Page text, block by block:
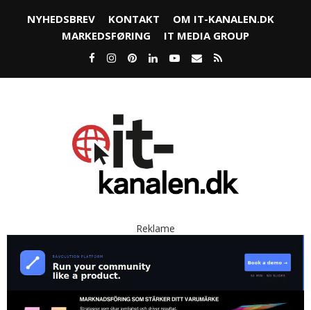
NYHEDSBREV KONTAKT
OM IT-KANALEN.DK
MARKEDSFØRING
IT MEDIA GROUP
Reklame